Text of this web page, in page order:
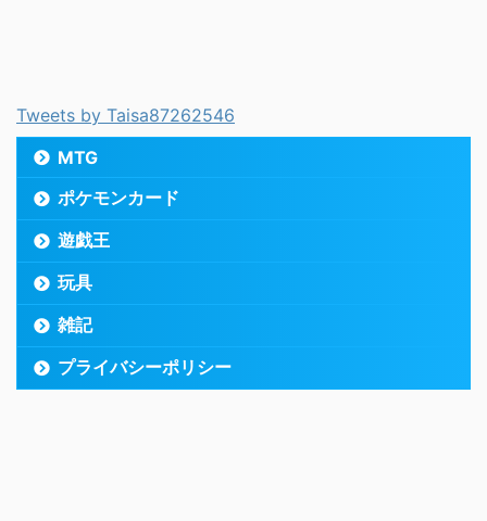
Tweets by Taisa87262546
MTG
ポケモンカード
遊戯王
玩具
雑記
プライバシーポリシー